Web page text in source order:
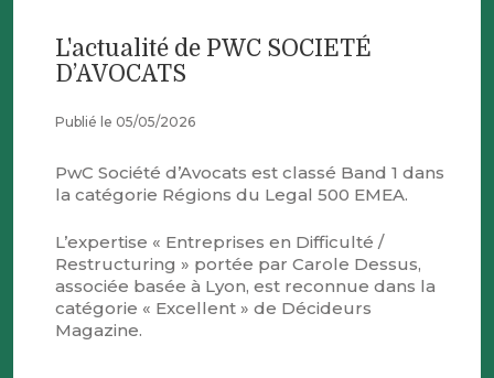
L'actualité de PWC SOCIETÉ
D’AVOCATS
Publié le 05/05/2026
PwC Société d’Avocats est classé Band 1 dans
la catégorie Régions du Legal 500 EMEA.
L’expertise « Entreprises en Difficulté /
Restructuring » portée par Carole Dessus,
associée basée à Lyon, est reconnue dans la
catégorie « Excellent » de Décideurs
Magazine.